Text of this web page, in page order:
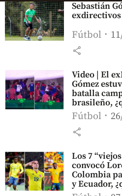
Sebastián
Fútbol
share
Video | El
Gómez
batalla
brasileño,
Fútbol
share
Los 7
convocó
Colombia
y Ecuador,